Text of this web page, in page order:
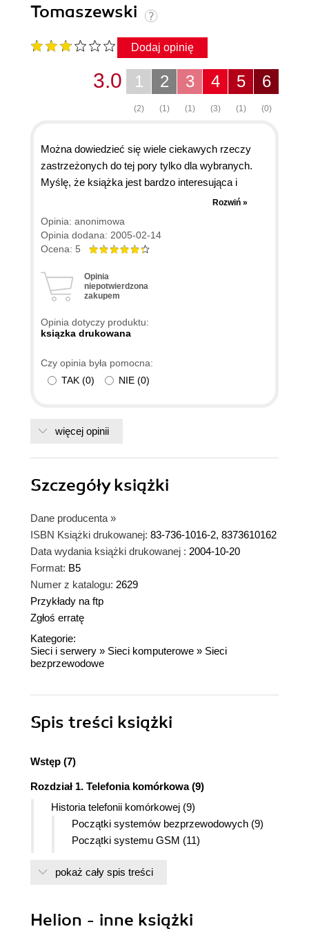
Tomaszewski
Dodaj opinię
6
(0)
5
(1)
4
(3)
3
(1)
2
(1)
1
(2)
3.0
Można dowiedzieć się wiele ciekawych rzeczy
zastrzeżonych do tej pory tylko dla wybranych.
Myślę, że książka jest bardzo interesująca i
podaje dużo szczegółów, o których nie miałem
pojęcia (nie ma pojęcia 99% użytkowników
telefonów gsm) - po jej przeczytaniu udało mi się
zdjąć sim-locka z mojego Siemensa. Bez tej
:)
Rozwiń »
Opinia: anonimowa
Opinia dodana: 2005-02-14
Ocena: 5
Opinia
niepotwierdzona
zakupem
Opinia dotyczy produktu:
ksiązka drukowana
Czy opinia była pomocna:
TAK (0) NIE (0)
więcej opinii
Szczegółyksiążki
Dane producenta »
ISBN Książki drukowanej: 83-736-1016-2, 8373610162
Data wydania książki drukowanej : 2004-10-20
Format: B5
Numer z katalogu: 2629
Przykłady na ftp
Zgłoś erratę
Kategorie:
Sieci i serwery » Sieci komputerowe » Sieci
bezprzewodowe
Spis treści książki
Wstęp (7)
Rozdział 1. Telefonia komórkowa (9)
Historia telefonii komórkowej (9)
Początki systemów bezprzewodowych (9)
Początki systemu GSM (11)
Przyszłość (13)
Analogowe początki (14)
pokaż cały spis treści
Helion - inne książki